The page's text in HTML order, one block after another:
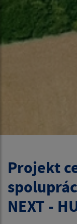
Projekt
NEXT -